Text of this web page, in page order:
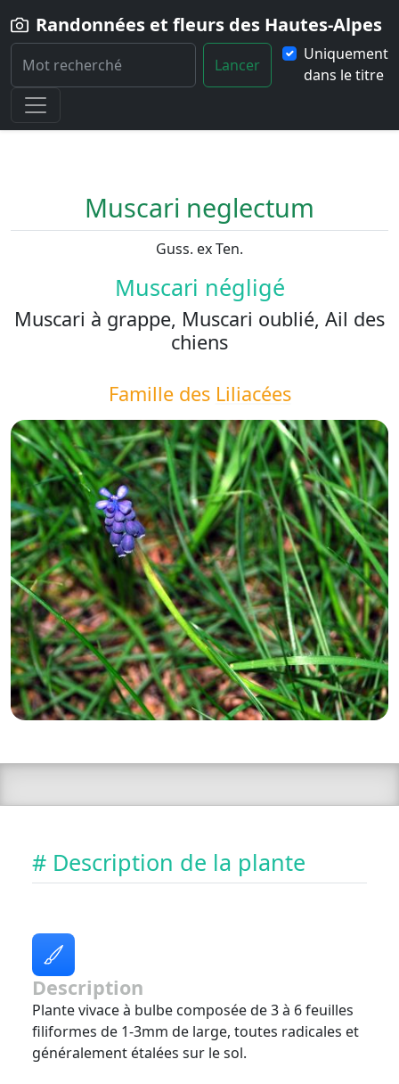
Randonnées et fleurs des Hautes-Alpes
Lancer
Uniquement
dans le titre
Home
Fleur Muscari-neglectum
Muscari neglectum
Guss. ex Ten.
Muscari négligé
Muscari à grappe, Muscari oublié, Ail des
chiens
Famille des Liliacées
# Description de la plante
Description
Plante vivace à bulbe composée de 3 à 6 feuilles
filiformes de 1-3mm de large, toutes radicales et
généralement étalées sur le sol.